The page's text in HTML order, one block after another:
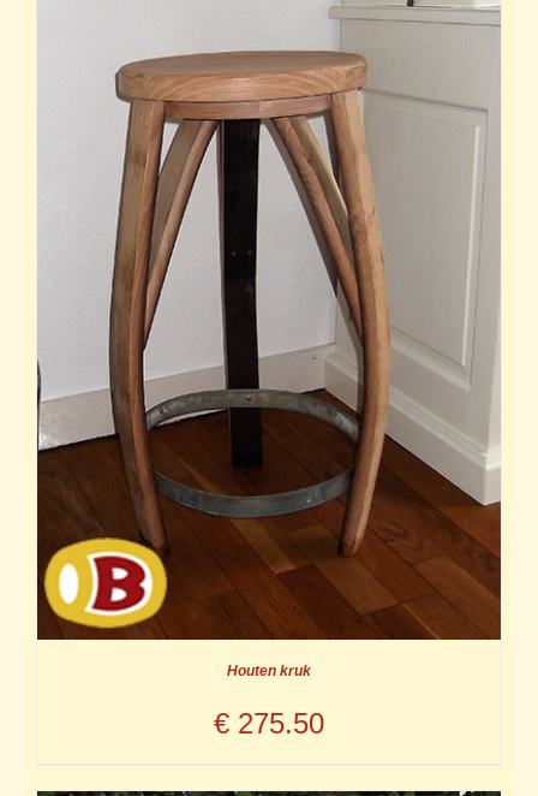
Houten kruk
€ 275.50